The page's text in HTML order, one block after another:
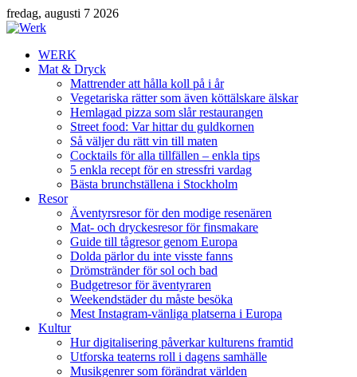
fredag, augusti 7 2026
WERK
Mat & Dryck
Mattrender att hålla koll på i år
Vegetariska rätter som även köttälskare älskar
Hemlagad pizza som slår restaurangen
Street food: Var hittar du guldkornen
Så väljer du rätt vin till maten
Cocktails för alla tillfällen – enkla tips
5 enkla recept för en stressfri vardag
Bästa brunchställena i Stockholm
Resor
Äventyrsresor för den modige resenären
Mat- och dryckesresor för finsmakare
Guide till tågresor genom Europa
Dolda pärlor du inte visste fanns
Drömstränder för sol och bad
Budgetresor för äventyraren
Weekendstäder du måste besöka
Mest Instagram-vänliga platserna i Europa
Kultur
Hur digitalisering påverkar kulturens framtid
Utforska teaterns roll i dagens samhälle
Musikgenrer som förändrat världen